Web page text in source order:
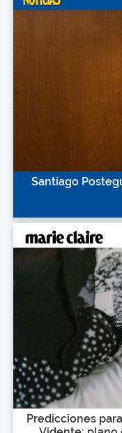
Santiago
Predicciones